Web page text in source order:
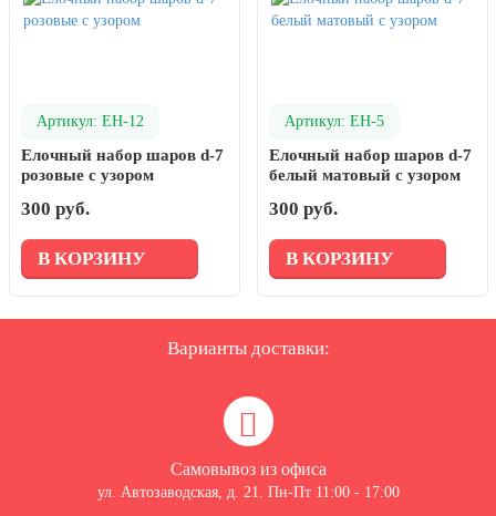
Артикул: ЕН-12
Елочный набор шаров d-7
розовые с узором
300 руб.
В КОРЗИНУ
Артикул: ЕН-5
Елочный набор шаров d-7
белый матовый с узором
300 руб.
В КОРЗИНУ
Варианты доставки:
Самовывоз из офиса
ул. Автозаводская, д. 21. Пн-Пт 11:00 - 17:00